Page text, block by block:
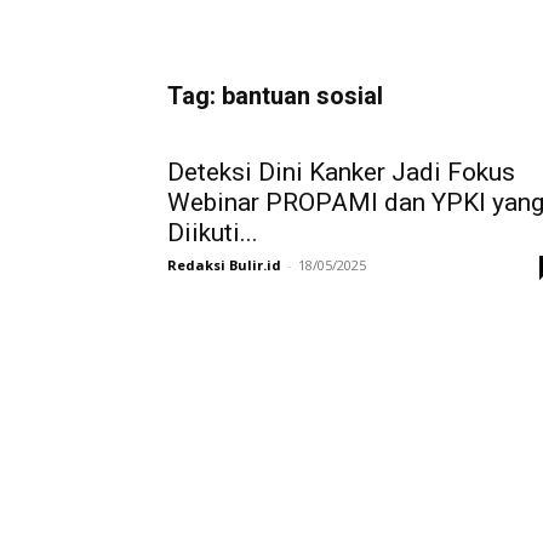
Tag: bantuan sosial
Deteksi Dini Kanker Jadi Fokus
Webinar PROPAMI dan YPKI yang
Diikuti...
Redaksi Bulir.id - 18/05/2025